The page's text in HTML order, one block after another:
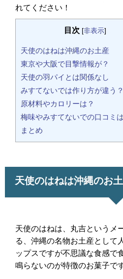
れてください！
目次 [非表示]
天使のはねは沖縄のお土産
東京や大阪で目撃情報が？
天使の羽パイとは関係なし
みすてないでは作り方が違う？
原材料やカロリーは？
梅味やみすてないでの口コミ
まとめ
天使のはねは沖縄のお
天使のはねは、丸吉というメ
る、沖縄の名物お土産として
ップスですが不思議な食感で
鳴らないのが特徴のお菓子です